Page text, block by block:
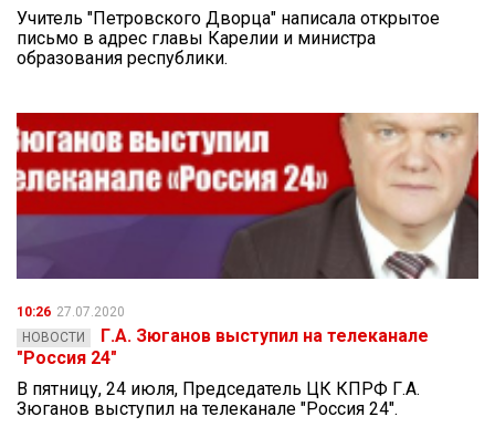
Учитель "Петровского Дворца" написала открытое
письмо в адрес главы Карелии и министра
образования республики.
10:26 27.07.2020
НОВОСТИ
Г.А. Зюганов выступил на телеканале
"Россия 24"
В пятницу, 24 июля, Председатель ЦК КПРФ Г.А.
Зюганов выступил на телеканале "Россия 24".